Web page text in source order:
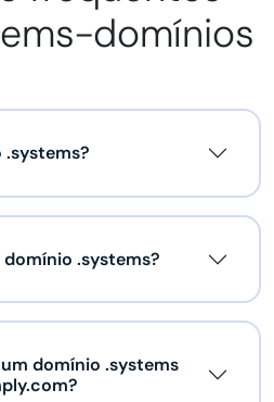
domínios
.systems?
.systems?
domínio .systems